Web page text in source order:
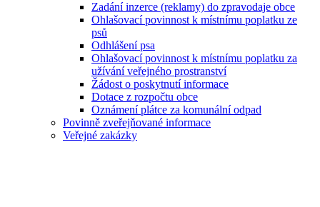
Zadání inzerce (reklamy) do zpravodaje obce
Ohlašovací povinnost k místnímu poplatku ze
psů
Odhlášení psa
Ohlašovací povinnost k místnímu poplatku za
užívání veřejného prostranství
Žádost o poskytnutí informace
Dotace z rozpočtu obce
Oznámení plátce za komunální odpad
Povinně zveřejňované informace
Veřejné zakázky